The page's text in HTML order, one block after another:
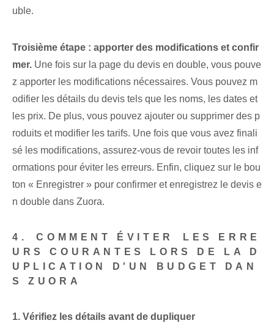
uble.
Troisième étape : apporter des modifications et confir
mer. Une fois sur la page du devis en double, vous pouve
z apporter les modifications nécessaires. Vous pouvez m
odifier les détails du devis⁤ tels que les noms, les dates et
les prix. De plus, vous pouvez ajouter ou supprimer des p
roduits et modifier les tarifs. Une fois que vous avez finali
sé les modifications, assurez-vous de revoir toutes les inf
ormations pour éviter les erreurs. Enfin, cliquez sur le bou
ton « Enregistrer » pour confirmer ⁢et enregistrez le devis e
n double dans Zuora.
4.⁢ COMMENT ÉVITER⁢ LES ERRE
URS COURANTES LORS DE LA D
UPLICATION D'UN BUDGET DAN
S ZUORA
1. Vérifiez les détails avant de dupliquer